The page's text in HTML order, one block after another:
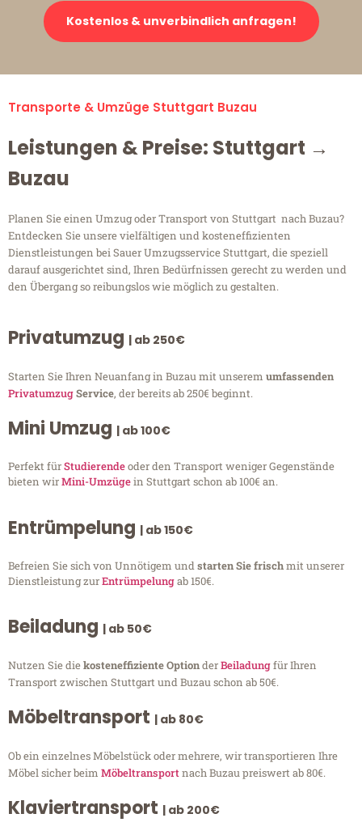
Kostenlos & unverbindlich anfragen!
Transporte & Umzüge Stuttgart Buzau
Leistungen & Preise: Stuttgart →
Buzau
Planen Sie einen Umzug oder Transport von Stuttgart nach Buzau?
Entdecken Sie unsere vielfältigen und kosteneffizienten
Dienstleistungen bei Sauer Umzugsservice Stuttgart, die speziell
darauf ausgerichtet sind, Ihren Bedürfnissen gerecht zu werden und
den Übergang so reibungslos wie möglich zu gestalten.
Privatumzug | ab 250€
Starten Sie Ihren Neuanfang in Buzau mit unserem umfassenden
PrivatumzugService, der bereits ab 250€ beginnt.
Mini Umzug | ab 100€
Perfekt fürStudierendeoder den Transport weniger Gegenstände
bieten wirMini-Umzügein Stuttgart schon ab 100€ an.
Entrümpelung | ab 150€
Befreien Sie sich von Unnötigem undstarten Sie frischmit unserer
Dienstleistung zurEntrümpelungab 150€.
Beiladung | ab 50€
Nutzen Sie diekosteneffiziente OptionderBeiladungfür Ihren
Transport zwischen Stuttgart und Buzau schon ab 50€.
Möbeltransport | ab 80€
Ob ein einzelnes Möbelstück oder mehrere, wir transportieren Ihre
Möbel sicher beim Möbeltransportnach Buzau preiswert ab 80€.
Klaviertransport | ab 200€